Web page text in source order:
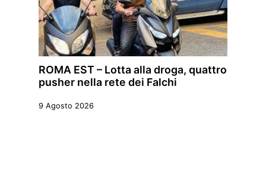
ROMA EST – Lotta alla droga, quattro
pusher nella rete dei Falchi
9 Agosto 2026